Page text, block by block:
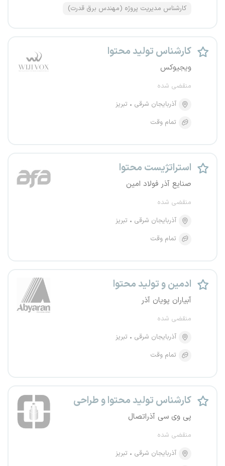
کارشناس مدیریت پروژه (مهندس برق قدرت)
کارشناس تولید محتوا
ویجیوکس
منقضی شده
آذربایجان شرقی
تبریز
تمام وقت
استراتژیست محتوا
صنایع آذر فولاد امین
منقضی شده
آذربایجان شرقی
تبریز
تمام وقت
ادمین و تولید محتوا
آبیاران پویان آذر
منقضی شده
آذربایجان شرقی
تبریز
تمام وقت
کارشناس تولید محتوا و طراحی
پی وی سی آذراتصال
منقضی شده
آذربایجان شرقی
تبریز